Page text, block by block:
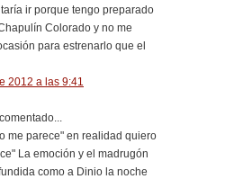
ir porque tengo preparado
Colorado y no me
para estrenarlo que el
2012 a las 9:41
me parece" en realidad quiero
La emoción y el madrugón
como a Dinio la noche